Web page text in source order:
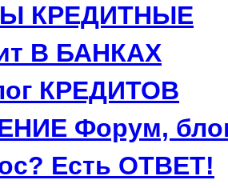
КРЕДИТНЫЕ
В БАНКАХ
КРЕДИТОВ
Форум,
Есть ОТВЕТ!